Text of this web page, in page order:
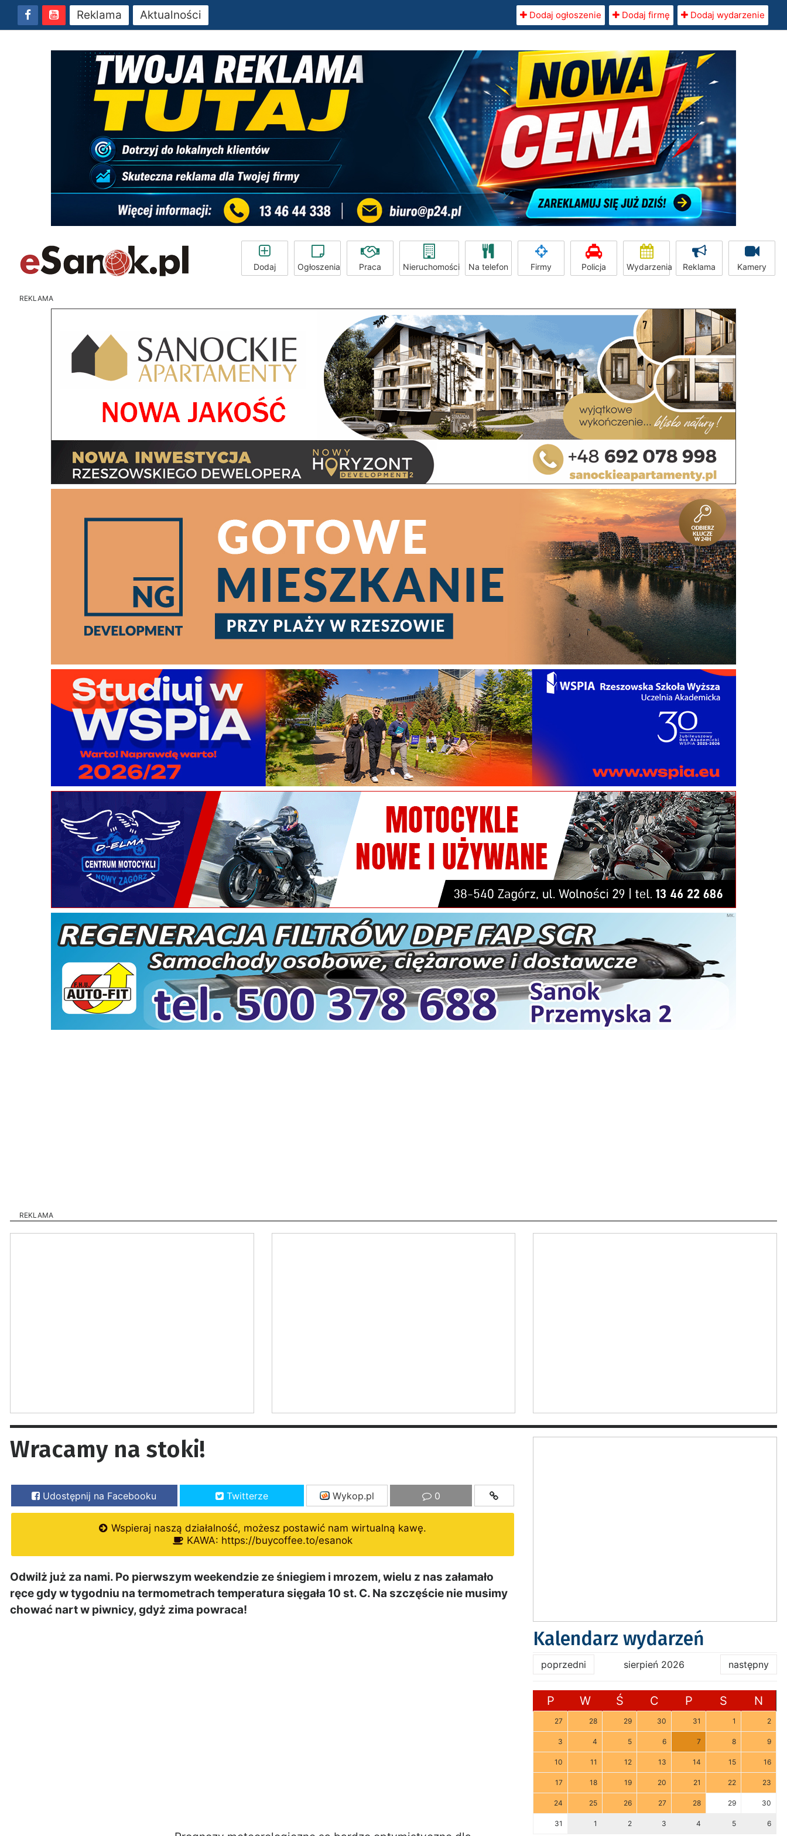
Reklama Aktualności Dodaj ogłoszenie Dodaj firmę Dodaj wydarzenie
Dodaj Ogłoszenia Praca Nieruchomości Na telefon Firmy Policja Wydarzenia Reklama Kamery
REKLAMA
REKLAMA
Wracamy na stoki!
Udostępnij na Facebooku Twitterze Wykop.pl 0
Wspieraj naszą działalność, możesz postawić nam wirtualną kawę.
KAWA: https://buycoffee.to/esanok
Odwilż już za nami. Po pierwszym weekendzie ze śniegiem i mrozem, wielu z nas załamało
ręce gdy w tygodniu na termometrach temperatura sięgała 10 st. C. Na szczęście nie musimy
chować nart w piwnicy, gdyż zima powraca!
Kalendarz wydarzeń
poprzedni sierpień 2026 następny
P W Ś C P S N
27 28 29 30 31 1 2
3 4 5 6 7 8 9
10 11 12 13 14 15 16
17 18 19 20 21 22 23
24 25 26 27 28 29 30
31 1 2 3 4 5 6